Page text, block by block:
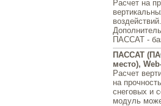
Расчет на
ПАССАТ -
ПАССАТ
место),
Расчет
на
снеговых и
модуль